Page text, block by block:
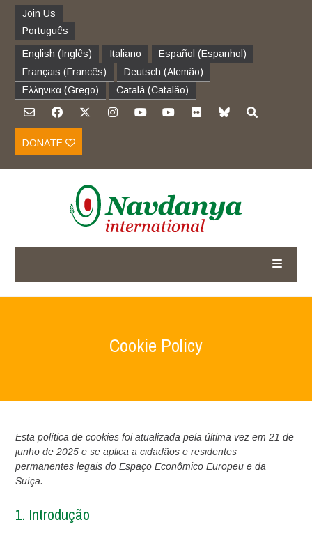
Join Us
Português
English (Inglês) Italiano Español (Espanhol)
Français (Francês) Deutsch (Alemão)
Ελληνικα (Grego) Català (Catalão)
DONATE
Cookie Policy
Esta política de cookies foi atualizada pela última vez em 21 de
junho de 2025 e se aplica a cidadãos e residentes
permanentes legais do Espaço Econômico Europeu e da
Suíça.
1. Introdução